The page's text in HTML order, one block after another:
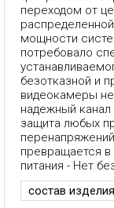
переходом от
мощности
потребовало
безотказной и
видеокамеры
надежный
защита любых
превращается в
питания - Нет
состав изделия